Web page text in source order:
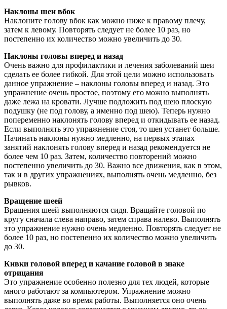
Наклоны шеи вбок
Наклоните голову вбок как можно ниже к правому плечу,
затем к левому. Повторять следует не более 10 раз, но
постепенно их количество можно увеличить до 30.
Наклоны головы вперед и назад
Очень важно для профилактики и лечения заболеваний шеи
сделать ее более гибкой. Для этой цели можно использовать
данное упражнение – наклоны головы вперед и назад. Это
упражнение очень простое, поэтому его можно выполнять
даже лежа на кровати. Лучше подложить под шею плоскую
подушку (не под голову, а именно под шею). Теперь нужно
попеременно наклонять голову вперед и откидывать ее назад.
Если выполнять это упражнение стоя, то шея устанет больше.
Начинать наклоны нужно медленно, на первых этапах
занятий наклонять голову вперед и назад рекомендуется не
более чем 10 раз. Затем, количество повторений можно
постепенно увеличить до 30. Важно все движения, как в этом,
так и в других упражнениях, выполнять очень медленно, без
рывков.
Вращение шеей
Вращения шеей выполняются сидя. Вращайте головой по
кругу сначала слева направо, затем справа налево. Выполнять
это упражнение нужно очень медленно. Повторять следует не
более 10 раз, но постепенно их количество можно увеличить
до 30.
Кивки головой вперед и качание головой в знаке
отрицания
Это упражнение особенно полезно для тех людей, которые
много работают за компьютером. Упражнение можно
выполнять даже во время работы. Выполняется оно очень